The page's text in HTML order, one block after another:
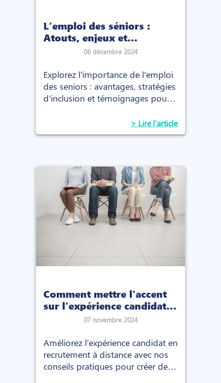
L’emploi des séniors :
Atouts, enjeux et
perspectives06 décembre 2024
Explorez l'importance de l'emploi
des seniors : avantages, stratégies
d'inclusion et témoignages pour
> Lire l'article
Comment mettre l'accent
sur l'expérience candidat
dans le recrutement à
07 novembre 2024
Améliorez l'expérience candidat en
recrutement à distance avec nos
conseils pratiques pour créer des